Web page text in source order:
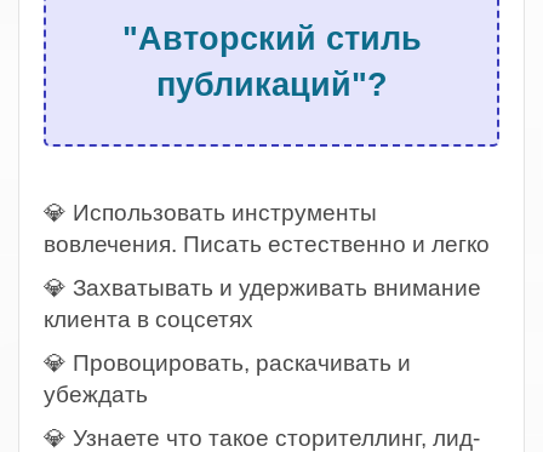
"Авторский стиль
публикаций"?
💎 Использовать инструменты
вовлечения. Писать естественно и легко
💎 Захватывать и удерживать внимание
клиента в соцсетях
💎 Провоцировать, раскачивать и
убеждать
💎 Узнаете что такое сторителлинг, лид-